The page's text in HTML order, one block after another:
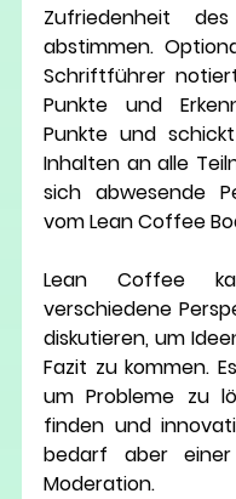
Zufriedenheit
abstimmen.
Schriftführer
Punkte und
Punkte und
Inhalten an alle
sich abwesende
vom Lean Coffee
Lean Coffee
verschiedene
diskutieren, um
Fazit zu kommen.
um Probleme zu
finden und
bedarf aber
Moderation.